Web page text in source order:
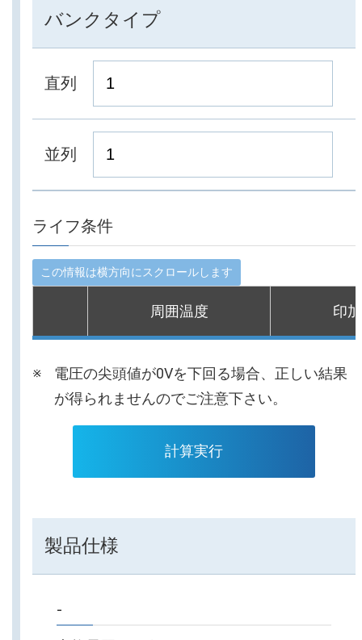
バンクタイプ
直列
並列
ライフ条件
周囲温度 印
電圧の尖頭値が0Vを下回る場合、正しい結果
が得られませんのでご注意下さい。
計算実行
製品仕様
-